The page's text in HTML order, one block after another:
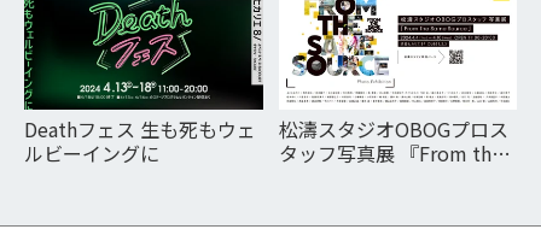
Deathフェス 生も死もウェ
ルビーイングに
松濤スタジオOBOGプロス
タッフ写真展 『From the